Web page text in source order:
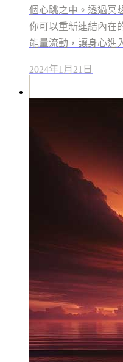
個心跳之中。透過冥
你可以重新連結內在
能量流動，讓身心進
2024年1月21日